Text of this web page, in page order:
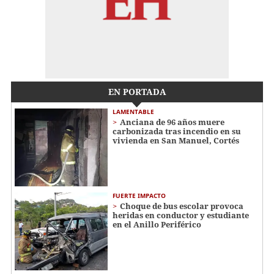
EN PORTADA
LAMENTABLE
Anciana de 96 años muere
carbonizada tras incendio en su
vivienda en San Manuel, Cortés
FUERTE IMPACTO
Choque de bus escolar provoca
heridas en conductor y estudiante
en el Anillo Periférico